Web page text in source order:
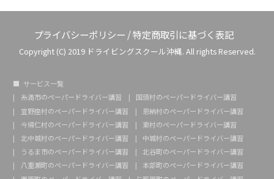
プライバシーポリシー /特定商取引に基づく表記
Copyright (C) 2019 ドライビングスクール沖縄. All rights Reserved.
サービス一覧
糸満市のペーパードライバー講習
国頭村のペーパードライバー講習
宜野座村のペーパードライバー講習
恩納村のペーパードライバー講習
今帰仁村のペーパードライバー講習
東村のペーパードライバー講習
北中城村のペーパードライバー講習
中城村のペーパードライバー講習
うるま市のペーパードライバー講習
北谷町のペーパードライバー講習
八重瀬町のペーパードライバー講習
本部町のペーパードライバー講習